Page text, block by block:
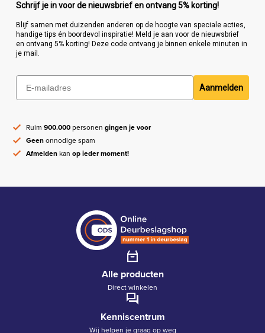
Schrijf je in voor de nieuwsbrief en ontvang 5% korting!
Blijf samen met duizenden anderen op de hoogte van speciale acties,
handige tips én boordevol inspiratie! Meld je aan voor de nieuwsbrief
en ontvang 5% korting! Deze code ontvang je binnen enkele minuten in
je mail.
Aanmelden
Ruim900.000personengingen je voor
Geenonnodige spam
Afmeldenkanop ieder moment!
Alle producten
Direct winkelen
Kenniscentrum
Wij helpen je graag op weg